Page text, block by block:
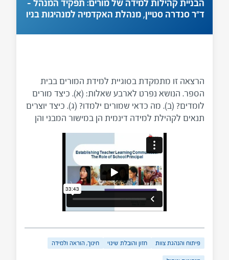
הבניית קהילות למידה של מורים: תפקיד המנהל –
ד"ר סנדרה סטיין, מנהלת האקדמיה למנהיגות בניו
הרצאה זו מתמקדת בסוגיית למידת המורים בבית
הספר. הנושא נפרט לארבע שאלות: (א). כיצד מורים
לומדים? (ב). מה כדאי שמורים ילמדו? (ג). כיצד יוצרים
תנאים לקהילת למידה דינמית הן במישור המבני והן
במישור התרבותי? (ד). האם יש היררכיה שעשויה
להפריע ללמידת צוות? תובנה מרכזית בשאלה מה
כדאי ללמד היא שמטרת הלמידה של מורים היא
קידום למידת התלמידים ושצורכי הלמידה של המורים
נגזרים מצורכי הלמידה של התלמידים. ההרצאה
משלבת ידע על סגנונות למידה של מורים ותלמידים
ומציעה גישה אקלקטית ללמידה, על בסיס ההשקפה
פיתוח והנהגת צוות חזון והובלת שינוי חינוך, הוראה ולמידה